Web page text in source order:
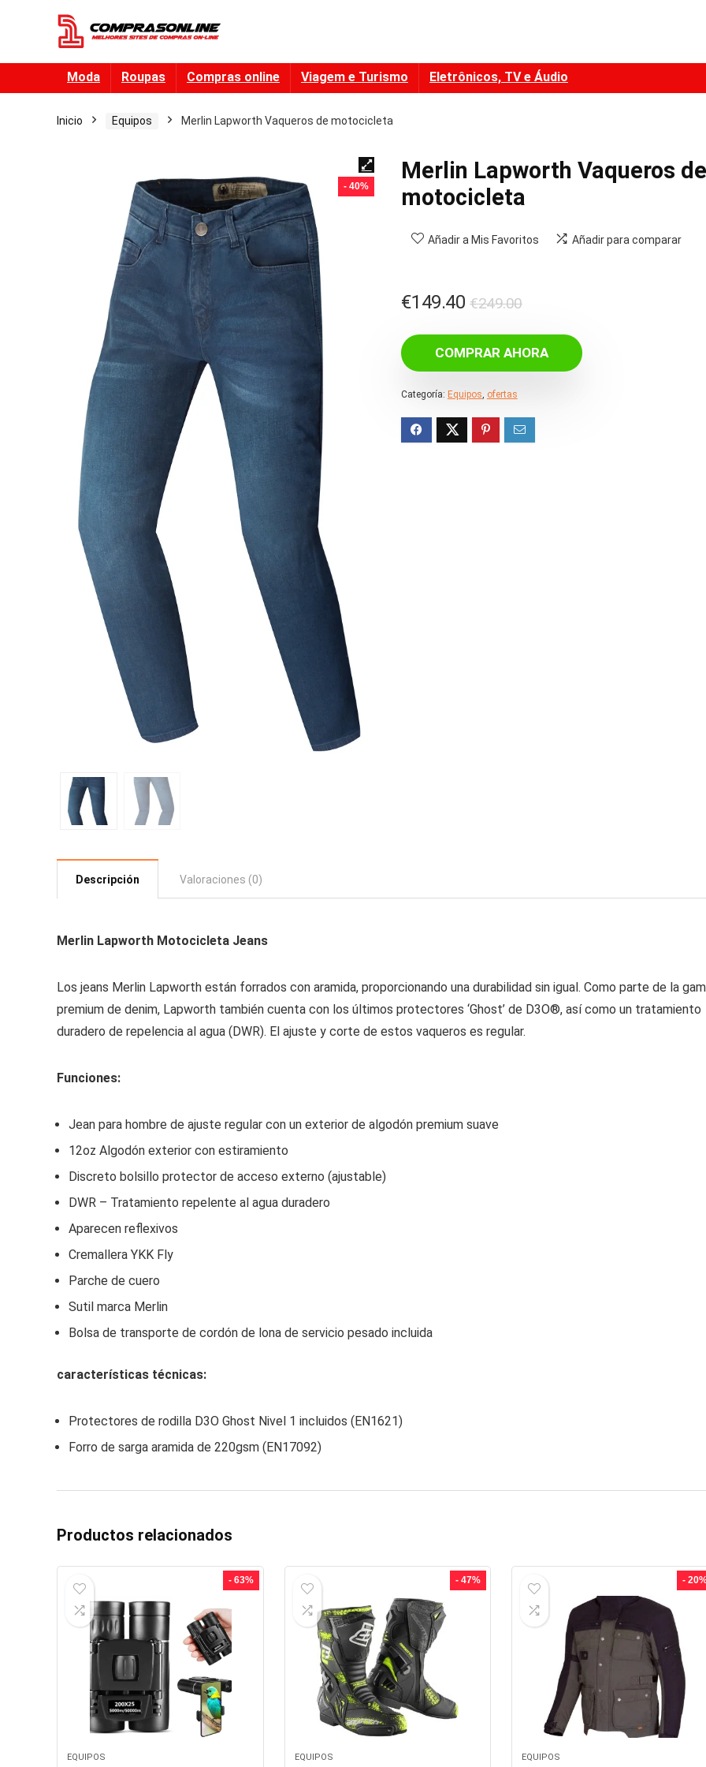
Moda Roupas Compras online Viagem e Turismo Eletrônicos, TV e Áudio
Inicio Equipos Merlin Lapworth Vaqueros de motocicleta
- 40%
Merlin Lapworth Vaqueros de
motocicleta
Añadir a Mis Favoritos Añadir para comparar
€249.00El
original
era:
€149.40
El
actual
es:
COMPRAR AHORA
Categoría: Equipos, ofertas
Descripción Valoraciones (0)
Merlin Lapworth Motocicleta Jeans
Los jeans Merlin Lapworth están forrados con aramida, proporcionando una durabilidad sin igual. Como parte de la
premium de denim, Lapworth también cuenta con los últimos protectores ‘Ghost’ de D3O®, así como un tratamiento
duradero de repelencia al agua (DWR). El ajuste y corte de estos vaqueros es regular.
Funciones:
Jean para hombre de ajuste regular con un exterior de algodón premium suave
12oz Algodón exterior con estiramiento
Discreto bolsillo protector de acceso externo (ajustable)
DWR – Tratamiento repelente al agua duradero
Aparecen reflexivos
Cremallera YKK Fly
Parche de cuero
Sutil marca Merlin
Bolsa de transporte de cordón de lona de servicio pesado incluida
características técnicas:
Protectores de rodilla D3O Ghost Nivel 1 incluidos (EN1621)
Forro de sarga aramida de 220gsm (EN17092)
Productos relacionados
- 63%
EQUIPOS
- 47%
EQUIPOS
-
EQUIPOS